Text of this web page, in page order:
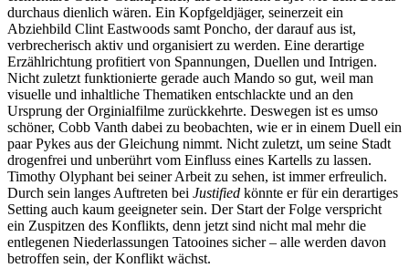
durchaus dienlich wären. Ein Kopfgeldjäger, seinerzeit ein
Abziehbild Clint Eastwoods samt Poncho, der darauf aus ist,
verbrecherisch aktiv und organisiert zu werden. Eine derartige
Erzählrichtung profitiert von Spannungen, Duellen und Intrigen.
Nicht zuletzt funktionierte gerade auch Mando so gut, weil man
visuelle und inhaltliche Thematiken entschlackte und an den
Ursprung der Orginialfilme zurückkehrte. Deswegen ist es umso
schöner, Cobb Vanth dabei zu beobachten, wie er in einem Duell ein
paar Pykes aus der Gleichung nimmt. Nicht zuletzt, um seine Stadt
drogenfrei und unberührt vom Einfluss eines Kartells zu lassen.
Timothy Olyphant bei seiner Arbeit zu sehen, ist immer erfreulich.
Durch sein langes Auftreten bei Justified könnte er für ein derartiges
Setting auch kaum geeigneter sein. Der Start der Folge verspricht
ein Zuspitzen des Konflikts, denn jetzt sind nicht mal mehr die
entlegenen Niederlassungen Tatooines sicher – alle werden davon
betroffen sein, der Konflikt wächst.